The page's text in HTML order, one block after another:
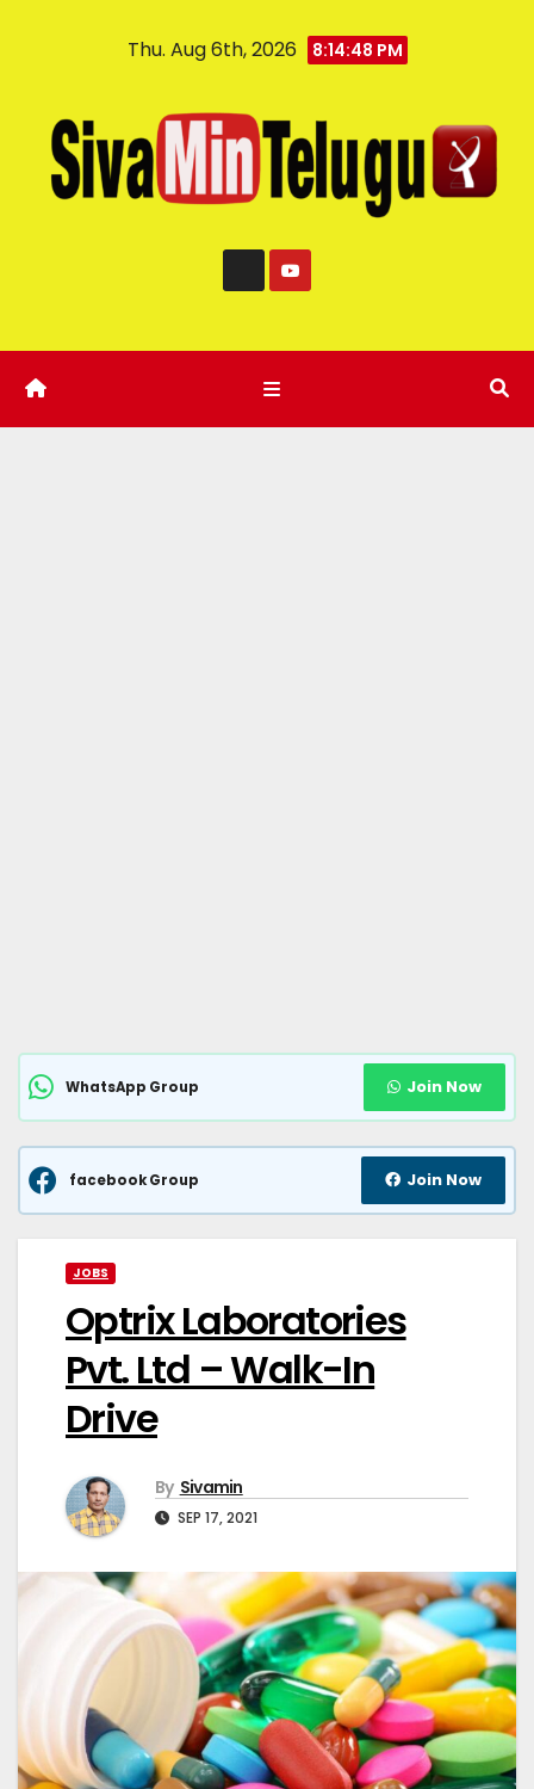
Thu. Aug 6th, 2026 8:14:50 PM
WhatsApp Group Join Now
facebook Group Join Now
JOBS
Optrix Laboratories
Pvt. Ltd – Walk-In
Drive
By Sivamin
SEP 17, 2021